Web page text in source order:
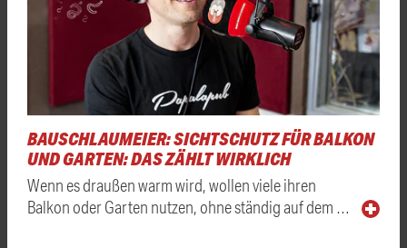
BAUSCHLAUMEIER: SICHTSCHUTZ FÜR BALKON
UND GARTEN: DAS ZÄHLT WIRKLICH
Wenn es draußen warm wird, wollen viele ihren
Balkon oder Garten nutzen, ohne ständig auf dem …